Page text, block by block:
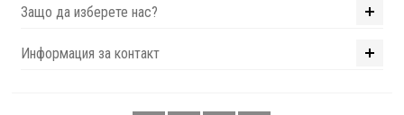
Защо да изберете нас?
Информация за контакт